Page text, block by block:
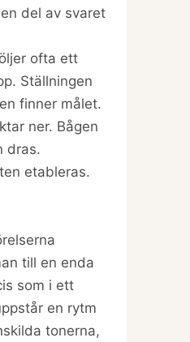
del av svaret
ofta ett
Ställningen
finner målet.
ner. Bågen
dras.
etableras.
till en enda
som i ett
en rytm
tonerna,